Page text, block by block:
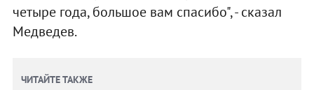
четыре года, большое вам спасибо", - сказал
Медведев.
ЧИТАЙТЕ ТАКЖЕ